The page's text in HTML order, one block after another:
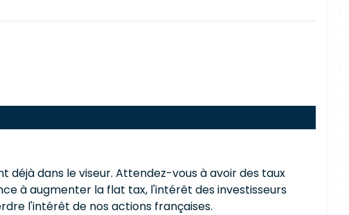
déjà dans le viseur. Attendez-vous à avoir des taux
à augmenter la flat tax, l'intérêt des investisseurs
l'intérêt de nos actions françaises.